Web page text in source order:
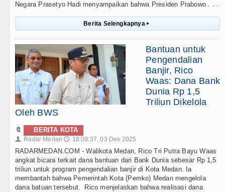
Negara Prasetyo Hadi menyampaikan bahwa Presiden Prabowo . . .
Berita Selengkapnya ▸
Bantuan untuk
Pengendalian
Banjir, Rico
Waas: Dana Bank
Dunia Rp 1,5
Triliun Dikelola
Oleh BWS
🔖 BERITA KOTA
👤 Radar Medan 🕔 18:09:37, 03 Des 2025
RADARMEDAN.COM - Walikota Medan, Rico Tri Putra Bayu Waas
angkat bicara terkait dana bantuan dari Bank Dunia sebesar Rp 1,5
triliun untuk program pengendalian banjir di Kota Medan. Ia
membantah bahwa Pemerintah Kota (Pemko) Medan mengelola
dana batuan tersebut. Rico menjelaskan bahwa realisasi dana